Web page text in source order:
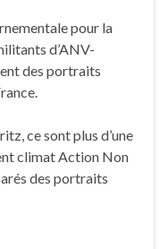
pour la
d’ANV-
des portraits
ce sont plus d’une
climat Action Non
des portraits